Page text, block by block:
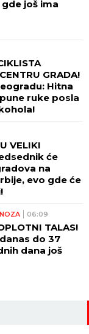
još ima
GRADA!
Hitna
ruke posla
VELIKI
će
na
evo gde će
06:09
TALAS!
do 37
dana još